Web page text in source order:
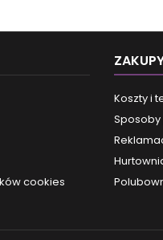
za
cookies
Koszty i
Sposoby